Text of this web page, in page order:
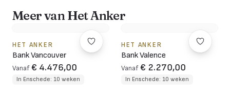
Meer van Het Anker
HET ANKER
Bank Vancouver
Vanaf € 4.476,00
In Enschede: 10 weken
HET ANKER
Bank Valence
Vanaf € 2.270,00
In Enschede: 10 weken